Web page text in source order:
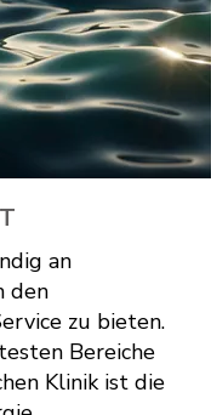
an
den
zu bieten.
Bereiche
Klinik ist die